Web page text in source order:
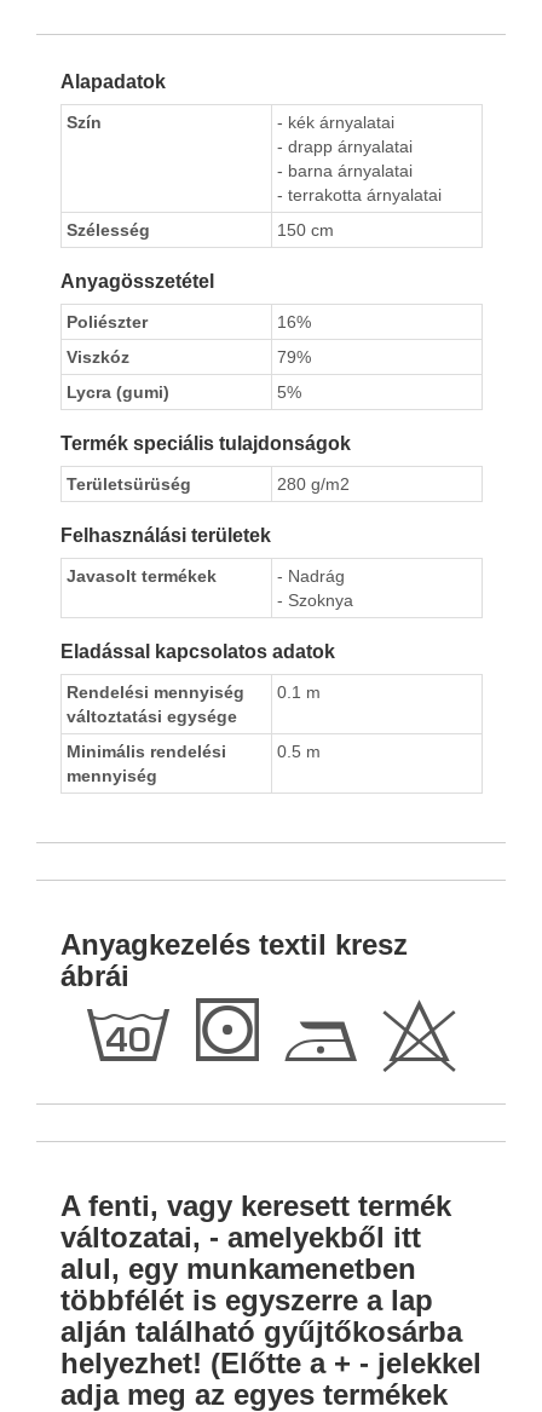
Alapadatok
Szín
- kék árnyalatai
- drapp árnyalatai
- barna árnyalatai
- terrakotta árnyalatai
Szélesség
150 cm
Anyagösszetétel
Poliészter
16%
Viszkóz
79%
Lycra (gumi)
5%
Termék speciális tulajdonságok
Területsürüség 280 g/m2
Felhasználási területek
Javasolt termékek
- Nadrág
- Szoknya
Eladással kapcsolatos adatok
Rendelési mennyiség
változtatási egysége
0.1 m
Minimális rendelési
mennyiség
0.5 m
Anyagkezelés textil kresz
ábrái
h S D H
A fenti, vagy keresett termék
változatai, - amelyekből itt
alul, egy munkamenetben
többfélét is egyszerre a lap
alján található gyűjtőkosárba
helyezhet! (Előtte a + - jelekkel
adja meg az egyes termékek